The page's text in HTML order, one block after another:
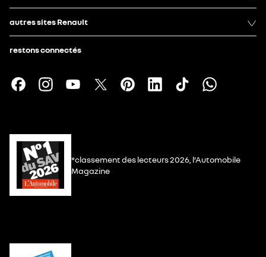
autres sites Renault
restons connectés
*classement des lecteurs 2026, l’Automobile
Magazine